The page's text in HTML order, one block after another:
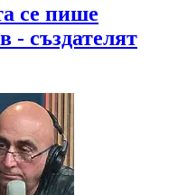
се пише
- създателят